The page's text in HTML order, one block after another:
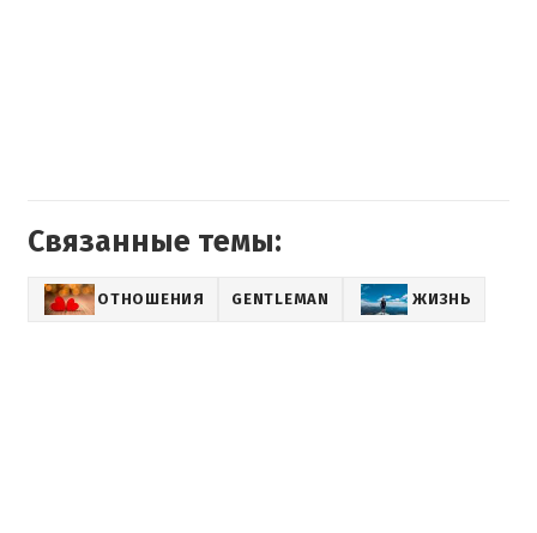
Связанные темы:
ОТНОШЕНИЯ GENTLEMAN ЖИЗНЬ